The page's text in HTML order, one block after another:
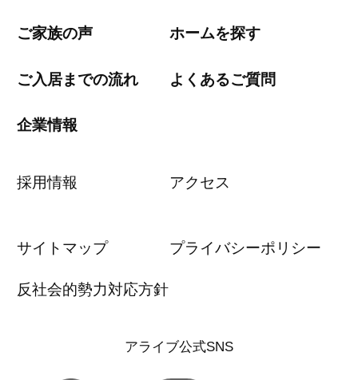
ご家族の声 ホームを探す
ご入居までの流れ よくあるご質問
企業情報
採用情報 アクセス
サイトマップ プライバシーポリシー
反社会的勢力対応方針
アライブ公式SNS